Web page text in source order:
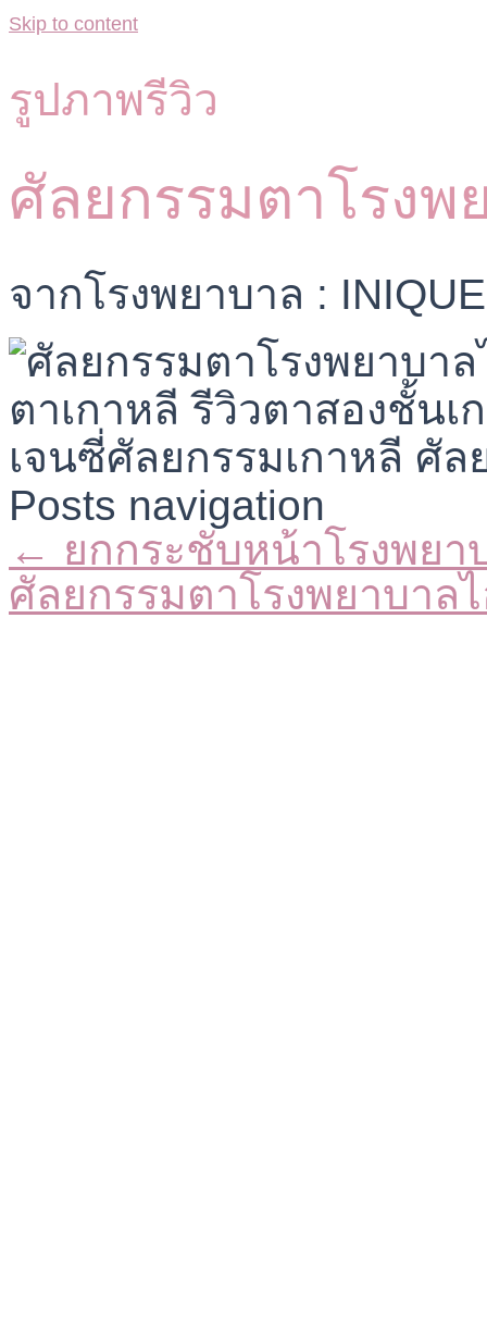
Skip to content
รูปภาพรีวิว
ศัลยกรรมตาโรงพ
จากโรงพยาบาล :
Posts navigation
← ยกกระชับหน้าโรงพยา
ศัลยกรรมตาโรงพยาบาล